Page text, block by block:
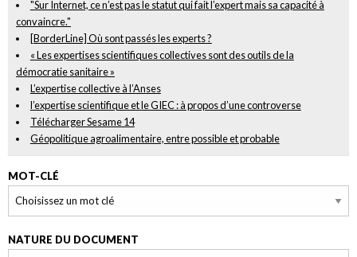
"Sur Internet, ce n’est pas le statut qui fait l’expert mais sa capacité à
convaincre."
[BorderLine] Où sont passés les experts ?
« Les expertises scientifiques collectives sont des outils de la
démocratie sanitaire »
L’expertise collective à l’Anses
l’expertise scientifique et le GIEC : à propos d’une controverse
Télécharger Sesame 14
Géopolitique agroalimentaire, entre possible et probable
MOT-CLÉ
NATURE DU DOCUMENT